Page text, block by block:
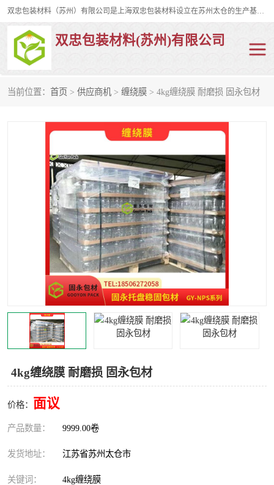
双忠包装材料（苏州）有限公司是上海双忠包装材料设立在苏州太仓的生产基地，占地约2万平米，产品主要有打孔缠绕膜，拉伸蜂窝纸，集装箱充气袋，滑托板，打包带，裹包网兜，防滑纸等箱体和托盘的运输和保护性包材。固永包材®，GooYon Pack®，是我们保护性包装材料的专属品牌。
双忠包装材料(苏州)有限公司
当前位置： 首页 > 供应商机 > 缠绕膜 > 4kg缠绕膜 耐磨损 固永包材
4kg缠绕膜 耐磨损 固永包材
价格： 面议
产品数量： 9999.00卷
发货地址： 江苏省苏州太仓市
关键词： 4kg缠绕膜
裹包网兜 纤维打包带
充气袋
缠绕膜
托盘裹包网兜
托盘捆绑带